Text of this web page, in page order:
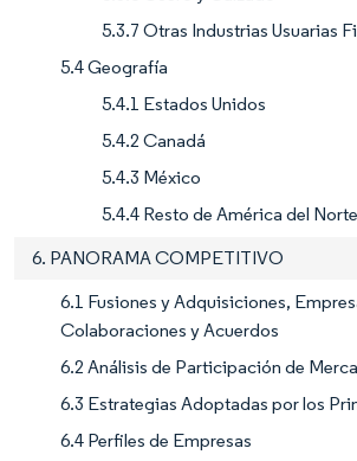
5.3.7 Otras Industrias Usuarias
5.4 Geografía
5.4.1 Estados Unidos
5.4.2 Canadá
5.4.3 México
5.4.4 Resto de América del Norte
6. PANORAMA COMPETITIVO
6.1 Fusiones y Adquisiciones,
Colaboraciones y Acuerdos
6.2 Análisis de Participación de
6.3 Estrategias Adoptadas por los
6.4 Perfiles de Empresas